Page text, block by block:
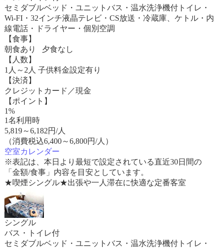
セミダブルベッド・ユニットバス・温水洗浄機付トイレ・
Wi-FI・32インチ液晶テレビ・CS放送・冷蔵庫、ケトル・内
線電話・ドライヤー・個別空調
【食事】
朝食あり 夕食なし
【人数】
1人～2人 子供料金設定有り
【決済】
クレジットカード／現金
【ポイント】
1%
1名利用時
5,819～6,182円/人
（消費税込6,400～6,800円/人）
空室カレンダー
※表記は、本日より最短で設定されている直近30日間の
「金額/食事」内容を目安としています。
★喫煙シングル★出張や一人滞在に快適な定番客室
シングル
バス・トイレ付
セミダブルベッド・ユニットバス・温水洗浄機付トイレ・